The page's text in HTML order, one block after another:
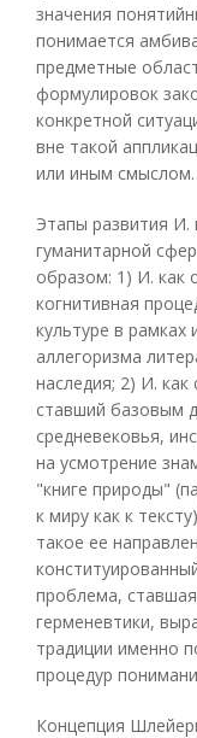
значения
понимается
предметные
формулировок
конкретной
вне такой
или иным смыслом.
Этапы развития И.
гуманитарной
образом: 1) И. как
когнитивная
культуре в рамках
аллегоризма
наследия; 2) И.
ставший базовым
средневековья,
на усмотрение
"книге природы"
к миру как к
такое ее
проблема,
герменевтики,
традиции именно
процедур
Концепция